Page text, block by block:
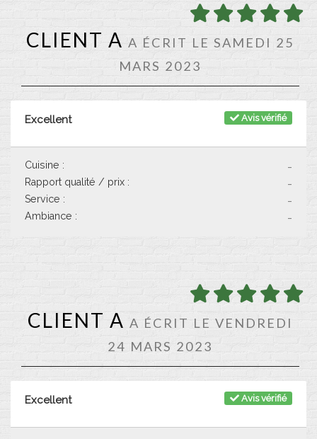
CLIENT A A ÉCRIT LE SAMEDI 25
MARS 2023
Avis vérifié
Excellent
-
Cuisine :
-
Rapport qualité / prix :
-
Service :
-
Ambiance :
CLIENT A A ÉCRIT LE VENDREDI
24 MARS 2023
Avis vérifié
Excellent